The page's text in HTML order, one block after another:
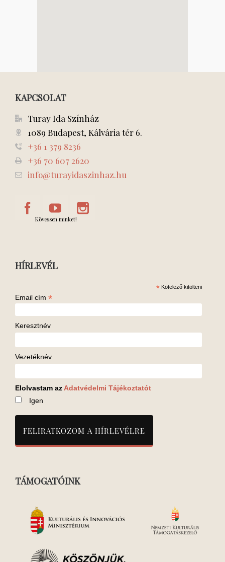
KAPCSOLAT
Turay Ida Színház
1089 Budapest, Kálvária tér 6.
+36 1 379 8236
+36 70 607 2620
info@turayidaszinhaz.hu
Kövessen minket!
HÍRLEVÉL
* Kötelező kitölteni
Email cím *
Keresztnév
Vezetéknév
Elolvastam az Adatvédelmi Tájékoztatót
Igen
TÁMOGATÓINK